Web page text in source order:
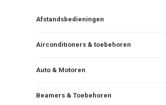
Afstandsbedieningen
Airconditioners & toebehoren
Auto & Motoren
Beamers & Toebehoren